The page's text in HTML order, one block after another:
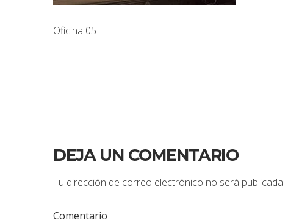
Oficina 05
DEJA UN COMENTARIO
Tu dirección de correo electrónico no será publicada.
Comentario